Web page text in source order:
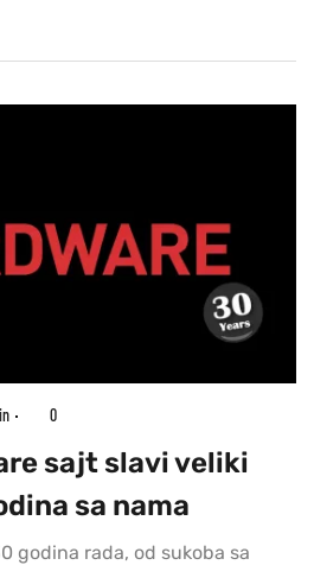
0
sajt slavi veliki
sa nama
godina rada, od sukoba sa